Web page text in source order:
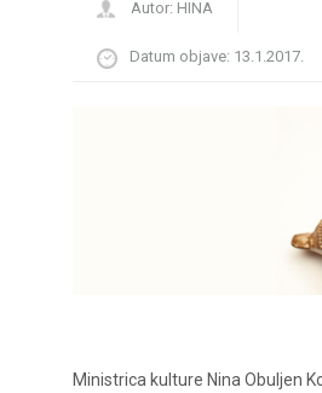
Autor: HINA
Datum objave: 13.1.2017.
Ministrica kulture Nina Obuljen